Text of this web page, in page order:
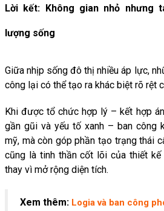
Lời kết: Không gian nhỏ nhưng
lượng sống
Giữa nhịp sống đô thị nhiều áp lực,
công lại có thể tạo ra khác biệt rõ rệt
Khi được tổ chức hợp lý – kết hợp
gần gũi và yếu tố xanh – ban công
mỹ, mà còn góp phần tạo trạng thái
cũng là tinh thần cốt lõi của thiết
thay vì mở rộng diện tích.
Xem thêm: Logia và ban công